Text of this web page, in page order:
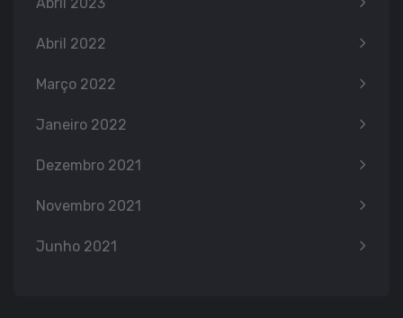
Abril 2022
Março 2022
Janeiro 2022
Dezembro 2021
Novembro 2021
Junho 2021